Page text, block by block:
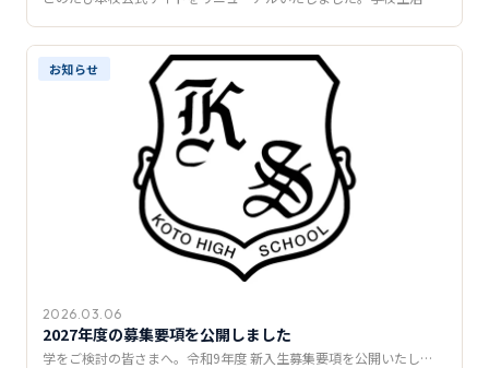
お知らせ
2026.03.06
2027年度の募集要項を公開しました
学をご検討の皆さまへ。令和9年度 新入生募集要項を公開いたし…